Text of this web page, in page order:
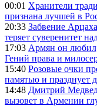
00:01 Хранители
признана лучшей в
20:33 Забвение
теряет суверенитет
17:03 Армян он любил,
Гений права и
15:40 Розовые очки
памятью и празднует
14:48 Дмитрий
вызовет в Армении